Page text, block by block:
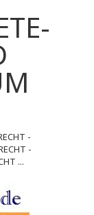
-
-
...